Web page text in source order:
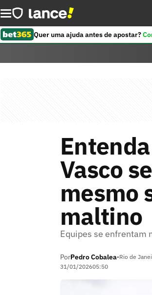
Quer uma ajuda antes de apostar?
Vasco
mesmo
maltino
Equipes se enfrentam
PorPedro Cobalea•Rio de
31/01/202605:50